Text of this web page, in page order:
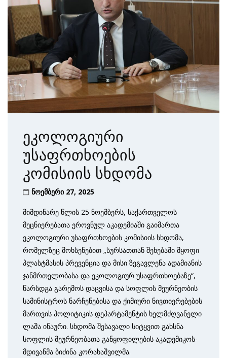
ეკოლოგიური
უსაფრთხოების
კომისიის სხდომა
ნოემბერი 27, 2025
მიმდინარე წლის 25 ნოემბერს, საქართველოს
მეცნიერებათა ეროვნულ აკადემიაში გაიმართა
ეკოლოგიური უსაფრთხოების კომისიის სხდომა,
რომელზეც მოხსენებით „სურსათთან შეხებაში მყოფი
პლასტმასის პრევენცია და მისი ზეგავლენა ადამიანის
ჯანმრთელობასა და ეკოლოგიურ უსაფრთხოებაზე“,
წარსდგა გარემოს დაცვისა და სოფლის მეურნეობის
სამინისტროს ნარჩენებისა და ქიმიური ნივთიერებების
მართვის პოლიტიკის დეპარტამენტის ხელმძღვანელი
ლაშა ინაური. სხდომა შესავალი სიტყვით გახსნა
სოფლის მეურნეობათა განყოფილების აკადემიკოს-
მდივანმა ბიძინა კორახაშვილმა.